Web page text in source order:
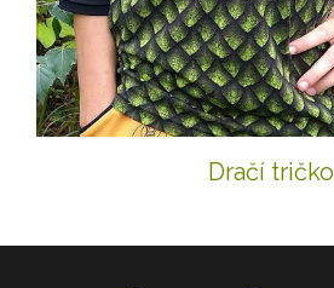
Dračí tričko